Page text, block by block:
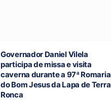
Governador Daniel Vilela
participa de missa e visita
caverna durante a 97ª Romaria
do Bom Jesus da Lapa de Terra
Ronca